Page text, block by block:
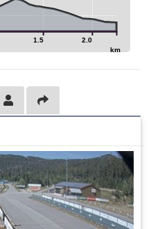
1.5 2.0
km